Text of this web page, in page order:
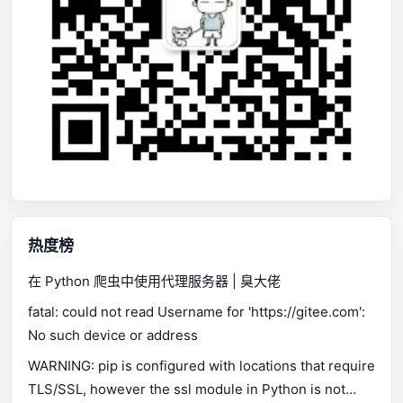
热度榜
在 Python 爬虫中使用代理服务器 | 臭大佬
fatal: could not read Username for 'https://gitee.com':
No such device or address
WARNING: pip is configured with locations that require
TLS/SSL, however the ssl module in Python is not